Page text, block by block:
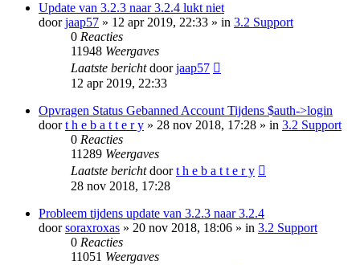
Update van 3.2.3 naar 3.2.4 lukt niet
doorjaap57 » 12 apr 2019, 22:33 » in 3.2 Support
0 Reacties
11948 Weergaves
Laatste berichtdoorjaap57
12 apr 2019, 22:33
Opvragen Status Gebanned Account Tijdens $auth->login
doort h e b a t t e r y » 28 nov 2018, 17:28 » in 3.2 Support
0 Reacties
11289 Weergaves
Laatste berichtdoort h e b a t t e r y
28 nov 2018, 17:28
Probleem tijdens update van 3.2.3 naar 3.2.4
doorsoraxroxas » 20 nov 2018, 18:06 » in 3.2 Support
0 Reacties
11051 Weergaves